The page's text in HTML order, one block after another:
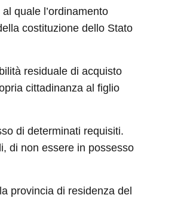
quale l’ordinamento
costituzione dello Stato
residuale di acquisto
cittadinanza al figlio
di determinati requisiti.
di non essere in possesso
provincia di residenza del